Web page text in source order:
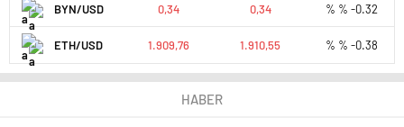
BYN/USD 0,34 0,34 % % -0.32
ETH/USD 1.909,76 1.910,55 % % -0.38
HABER